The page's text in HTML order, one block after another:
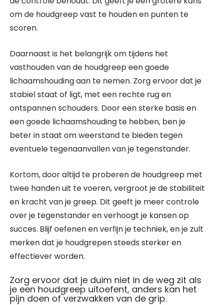
om de houdgreep vast te houden en punten te
scoren.
Daarnaast is het belangrijk om tijdens het
vasthouden van de houdgreep een goede
lichaamshouding aan te nemen. Zorg ervoor dat je
stabiel staat of ligt, met een rechte rug en
ontspannen schouders. Door een sterke basis en
een goede lichaamshouding te hebben, ben je
beter in staat om weerstand te bieden tegen
eventuele tegenaanvallen van je tegenstander.
Kortom, door altijd te proberen de houdgreep met
twee handen uit te voeren, vergroot je de stabiliteit
en kracht van je greep. Dit geeft je meer controle
over je tegenstander en verhoogt je kansen op
succes. Blijf oefenen en verfijn je techniek, en je zult
merken dat je houdgrepen steeds sterker en
effectiever worden.
Zorg ervoor dat je duim niet in de weg zit als
je een houdgreep uitoefent, anders kan het
pijn doen of verzwakken van de grip.